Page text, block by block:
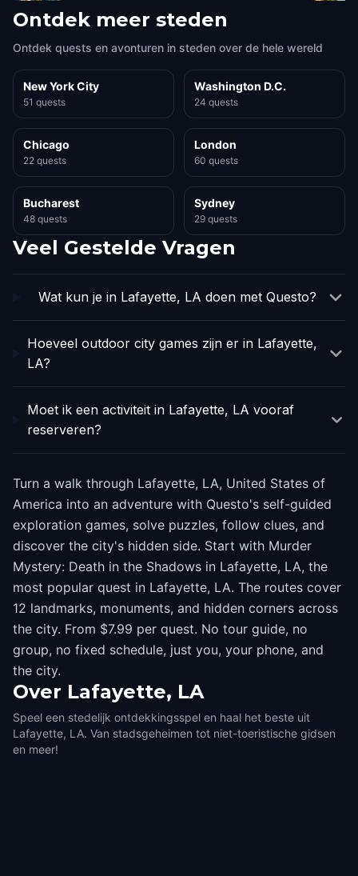
Ontdek meer steden
Ontdek quests en avonturen in steden over de hele wereld
New York City
51 quests
Washington D.C.
24 quests
Chicago
22 quests
London
60 quests
Bucharest
48 quests
Sydney
29 quests
Veel Gestelde Vragen
Wat kun je in Lafayette, LA doen met Questo?
Hoeveel outdoor city games zijn er in Lafayette,
LA?
Moet ik een activiteit in Lafayette, LA vooraf
reserveren?
Turn a walk through Lafayette, LA, United States of
America into an adventure with Questo's self-guided
exploration games, solve puzzles, follow clues, and
discover the city's hidden side. Start with Murder
Mystery: Death in the Shadows in Lafayette, LA, the
most popular quest in Lafayette, LA. The routes cover
12 landmarks, monuments, and hidden corners across
the city. From $7.99 per quest. No tour guide, no
group, no fixed schedule, just you, your phone, and
the city.
Over Lafayette, LA
Speel een stedelijk ontdekkingsspel en haal het beste uit
Lafayette, LA. Van stadsgeheimen tot niet-toeristische gidsen
en meer!